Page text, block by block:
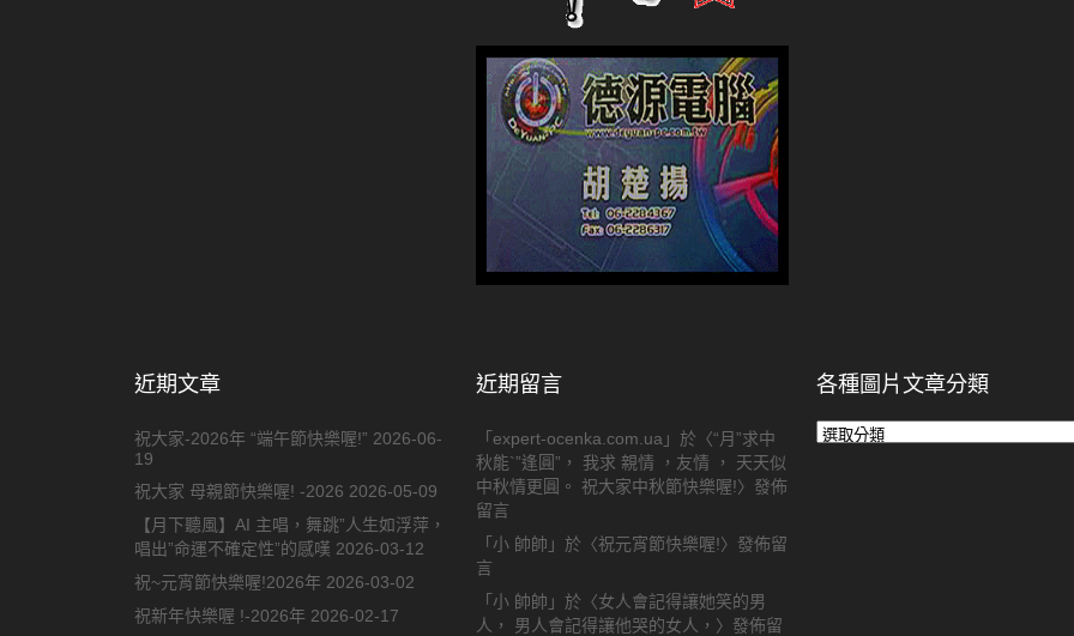
近期文章
祝大家-2026年 “端午節快樂喔!” 2026-06-
19
祝大家 母親節快樂喔! -2026 2026-05-09
【月下聽風】AI 主唱，舞跳”人生如浮萍，
唱出”命運不確定性”的感嘆 2026-03-12
祝~元宵節快樂喔!2026年 2026-03-02
祝新年快樂喔 !-2026年 2026-02-17
近期留言
「expert-ocenka.com.ua 」於〈“月”求中
秋能`”逢圓”， 我求 親情 ，友情 ， 天天似
中秋情更圓。 祝大家中秋節快樂喔!〉發佈
留言
「小 帥帥 」於〈祝元宵節快樂喔!〉發佈留
言
「小 帥帥 」於〈女人會記得讓她笑的男
人， 男人會記得讓他哭的女人， 〉發佈留
各種圖片文章分類
各